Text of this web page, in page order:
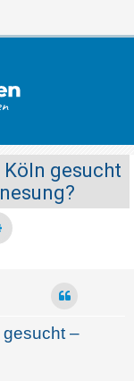
gesucht
–